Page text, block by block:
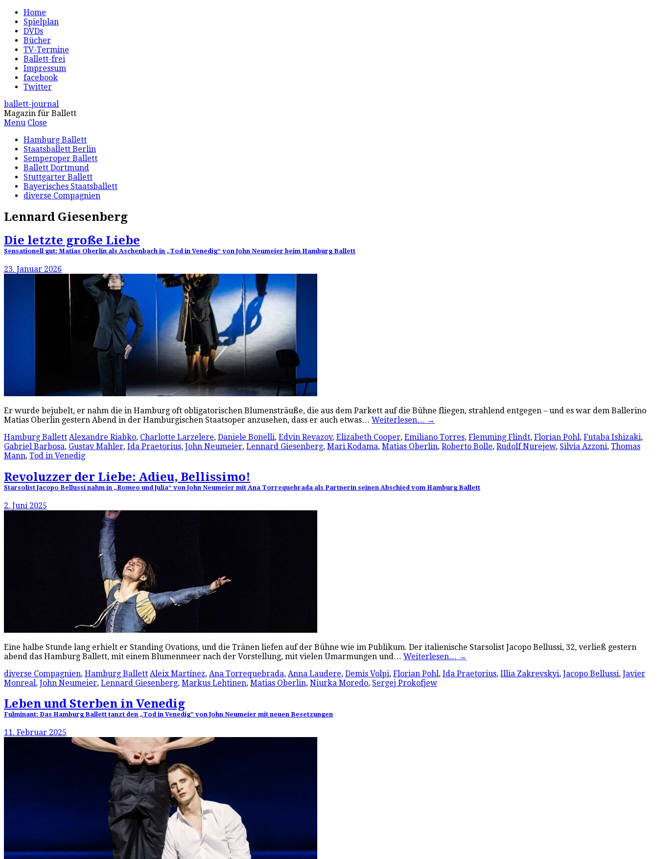
Home
Spielplan
DVDs
Bücher
TV-Termine
Ballett-frei
Impressum
facebook
Twitter
ballett-journal
Magazin für Ballett
Menu Close
Hamburg Ballett
Staatsballett Berlin
Semperoper Ballett
Ballett Dortmund
Stuttgarter Ballett
Bayerisches Staatsballett
diverse Compagnien
Lennard Giesenberg
Die letzte große Liebe
Sensationell gut: Matias Oberlin als Aschenbach in „Tod in Venedig“ von John Neumeier beim Hamburg Ballett
23. Januar 2026
Er wurde bejubelt, er nahm die in Hamburg oft obligatorischen Blumensträuße, die aus dem Parkett auf die Bühne fliegen, strahlend entgegen – und es war dem Ballerino
Matias Oberlin gestern Abend in der Hamburgischen Staatsoper anzusehen, dass er auch etwas… Weiterlesen… →
Hamburg Ballett Alexandre Riabko, Charlotte Larzelere, Daniele Bonelli, Edvin Revazov, Elizabeth Cooper, Emiliano Torres, Flemming Flindt, Florian Pohl, Futaba Ishizaki,
Gabriel Barbosa, Gustav Mahler, Ida Praetorius, John Neumeier, Lennard Giesenberg, Mari Kodama, Matias Oberlin, Roberto Bolle, Rudolf Nurejew, Silvia Azzoni, Thomas
Mann, Tod in Venedig
Revoluzzer der Liebe: Adieu, Bellissimo!
Starsolist Jacopo Bellussi nahm in „Romeo und Julia“ von John Neumeier mit Ana Torrequebrada als Partnerin seinen Abschied vom Hamburg Ballett
2. Juni 2025
Eine halbe Stunde lang erhielt er Standing Ovations, und die Tränen liefen auf der Bühne wie im Publikum. Der italienische Starsolist Jacopo Bellussi, 32, verließ gestern
abend das Hamburg Ballett, mit einem Blumenmeer nach der Vorstellung, mit vielen Umarmungen und… Weiterlesen… →
diverse Compagnien, Hamburg Ballett Aleix Martínez, Ana Torrequebrada, Anna Laudere, Demis Volpi, Florian Pohl, Ida Praetorius, Illia Zakrevskyi, Jacopo Bellussi, Javier
Monreal, John Neumeier, Lennard Giesenberg, Markus Lehtinen, Matias Oberlin, Niurka Moredo, Sergej Prokofjew
Leben und Sterben in Venedig
Fulminant: Das Hamburg Ballett tanzt den „Tod in Venedig” von John Neumeier mit neuen Besetzungen
11. Februar 2025